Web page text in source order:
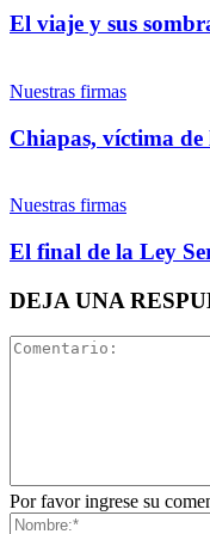
El viaje y sus
Nuestras firmas
Chiapas, víctima de
Nuestras firmas
El final de la Ley
DEJA UNA
Por favor ingrese su